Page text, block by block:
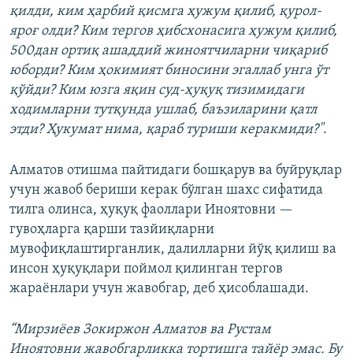
қилди, ким ҳарбий қисмга ҳужум қилиб, қурол-
яроғ олди? Ким тергов ҳибсхонасига ҳужум қилиб,
500дан ортиқ ашаддий жиноятчиларни чиқариб
юборди? Ким ҳокимият биносини эгаллаб унга ўт
қўйди? Ким юзга яқин суд-ҳуқуқ тизимидаги
ходимларни тутқунда ушлаб, баъзиларини қатл
этди? Ҳукумат нима, қараб туриши керакмиди?".
Алматов отишма пайтидаги бошқарув ва буйруқлар
учун жавоб бериши керак бўлган шахс сифатида
тилга олинса, ҳуқуқ фаоллари Иноятовни —
гувоҳларга қарши тазйиқларни
мувофиқлаштирганлик, далилларни йўқ қилиш ва
инсон ҳуқуқлари поймол қилинган тергов
жараёнлари учун жавобгар, деб ҳисоблашади.
“Мирзиёев Зокиржон Алматов ва Рустам
Иноятовни жавобгарликка тортишга тайёр эмас. Бу